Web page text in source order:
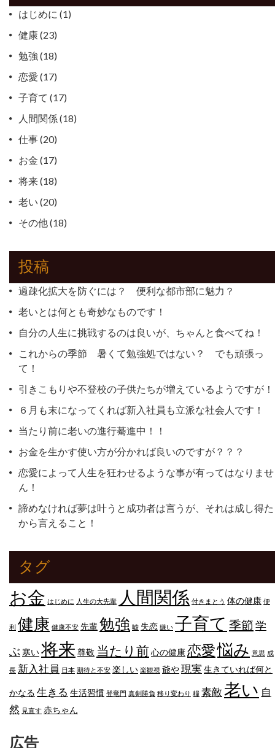
はじめに (1)
健康(23)
勉強 (18)
恋愛 (17)
子育て (17)
人間関係(18)
仕事(20)
お金 (17)
将来(18)
老い (20)
その他(18)
投稿
過疎化拡大を防ぐには？ 便利な都市部に魅力？
老いとは何とも奇妙なものです！
自分の人生に挑戦するのは良いが、ちゃんと食べてね！
これからの季節 暑くて勉強処ではない？ でも頑張っ
て！
引きこもりや不登校の子供たちが増えているようですが！
６月も末になってくれば新入社員も立派な社会人です！
当たり前に老いの進行驀進中！！
お金を生かす使い方が分かれば良いのですが？？？
恋愛によって人生を狂わせるような事が有ってはなりませ
ん！
諦めなければ夢は叶うと成功者は言うが、それは成し得た
から言えること！
タグ
お金 はじめに 人生の大先輩 人間関係 付きまとう 体の健康 便
利 健康 健康不安 先輩勉強 嘘 失恋 嫌い 子育て 季節学
ぶ 寒い将来 尊敬 当たり前 心の健康恋愛悩み 意思 成
長 新入社員 日本 期待と不安 楽しい 楽観視 爺や現実 生きていれば何と
かなる 生きる 生活習慣 登竜門 真剣勝負 移り変わり 糧 素敵 老い 自
然 見直す 赤ちゃん
広告